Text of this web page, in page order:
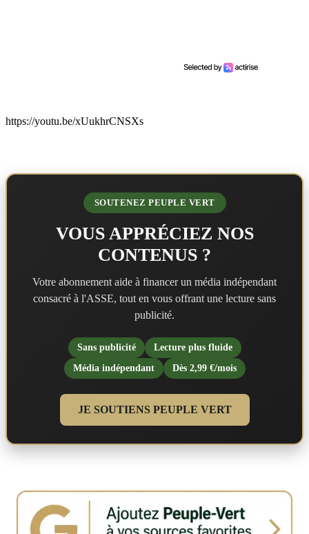
https://youtu.be/xUukhrCNSXs
SOUTENEZ PEUPLE VERT
VOUS APPRÉCIEZ NOS
CONTENUS ?
Votre abonnement aide à financer un média indépendant
consacré à l'ASSE, tout en vous offrant une lecture sans
publicité.
Sans publicité
Lecture plus fluide
Média indépendant
Dès 2,99 €/mois
JE SOUTIENS PEUPLE VERT